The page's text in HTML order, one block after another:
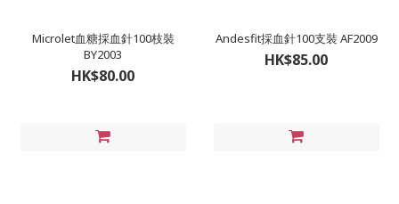
Microlet血糖採血針100枝裝
BY2003
HK$80.00
Andesfit採血針100支裝 AF2009
HK$85.00